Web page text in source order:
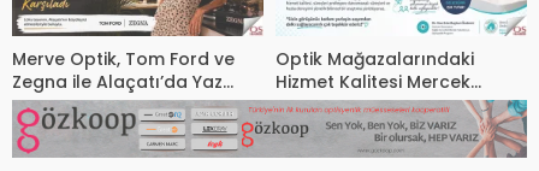
Merve Optik, Tom Ford ve
Zegna ile Alaçatı’da Yaz
Sezonuna Şık Bir Başlangıç ​​
Yaptı
Optik Mağazalarındaki
Hizmet Kalitesi Mercek
Altında! Görüşünüz
Sektörün Geleceğini
Şekillendirebilir